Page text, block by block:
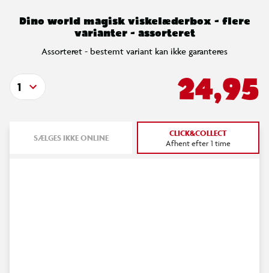
Dino world magisk viskelæderbox - flere
varianter - assorteret
Assorteret - bestemt variant kan ikke garanteres
24,95
1
SÆLGES IKKE ONLINE CLICK&COLLECT
Afhent efter 1 time